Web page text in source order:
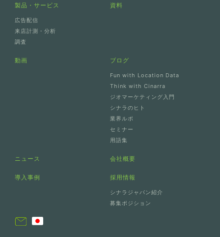
製品・サービス
広告配信
来店計測・分析
調査
ニュース
資料
動画
導入事例
ブログ
Fun with Location Data
Think with Cinarra
ジオマーケティング入門
シナラのヒト
業界ルポ
セミナー
用語集
会社概要
採用情報
シナラジャパン紹介
募集ポジション